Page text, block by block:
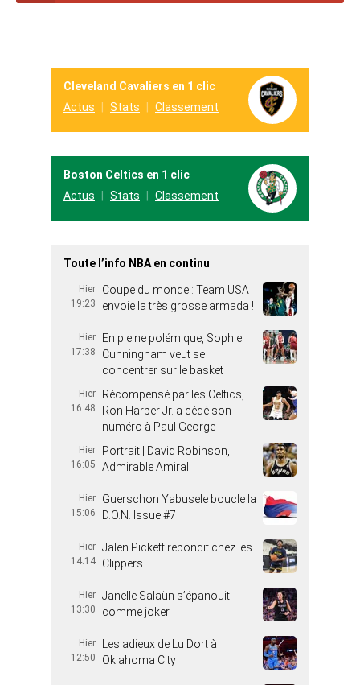
Cleveland Cavaliers en 1 clic
Actus
Stats Classement
Boston Celtics en 1 clic
Actus
Stats Classement
Toute l’info NBA en continu
Hier
19:23
Coupe du monde : Team USA
envoie la très grosse armada !
Hier
17:38
En pleine polémique, Sophie
Cunningham veut se
concentrer sur le basket
Hier
16:48
Récompensé par les Celtics,
Ron Harper Jr. a cédé son
numéro à Paul George
Hier
16:05
Portrait | David Robinson,
Admirable Amiral
Hier
15:06
Guerschon Yabusele boucle la
D.O.N. Issue #7
Hier
14:14
Jalen Pickett rebondit chez les
Clippers
Hier
13:30
Janelle Salaün s’épanouit
comme joker
Hier
12:50
Les adieux de Lu Dort à
Oklahoma City